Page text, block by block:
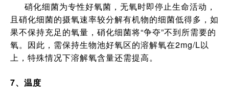
硝化细菌为专性好氧菌，无氧时即停止生命活动，
且硝化细菌的摄氧速率较分解有机物的细菌低得多，如
果不保持充足的氧量，硝化细菌将“争夺”不到所需要的
氧。因此，需保持生物池好氧区的溶解氧在2mg/L以
上，特殊情况下溶解氧含量还需提高。
7、温度